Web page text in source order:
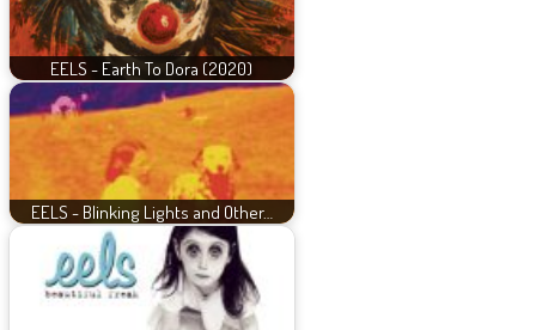
EELS - Earth To Dora (2020)
EELS - Blinking Lights and Other…